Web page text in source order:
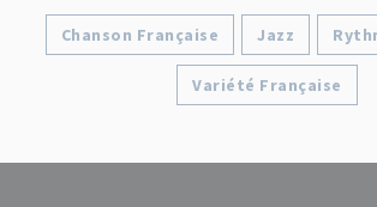
Chanson Française Jazz
Variété Française